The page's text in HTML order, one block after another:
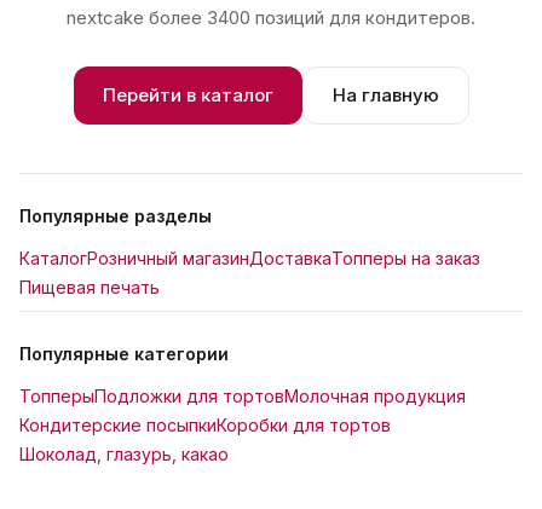
nextcake более 3400 позиций для кондитеров.
Перейти в каталог На главную
Популярные разделы
КаталогРозничный магазинДоставкаТопперы на заказ
Пищевая печать
Популярные категории
ТопперыПодложки для тортовМолочная продукция
Кондитерские посыпкиКоробки для тортов
Шоколад, глазурь, какао